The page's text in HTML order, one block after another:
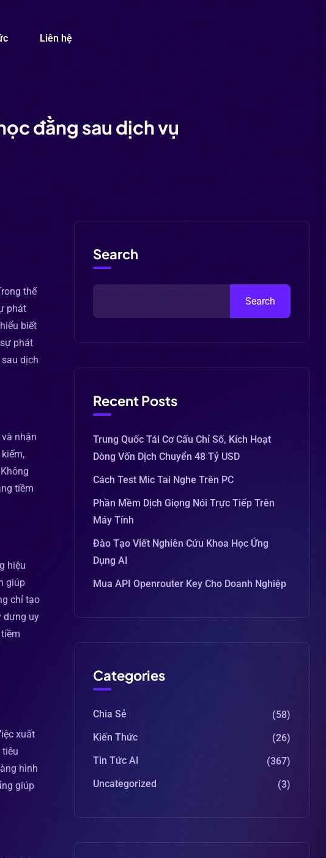
Liên hệ
đằng sau dịch vụ
thế
phát
biết
phát
dịch
nhận
tiềm
hiệu
giúp
chỉ tạo
dựng uy
xuất
hình
giúp
Search
Search
Recent Posts
Trung Quốc Tái Cơ Cấu Chỉ Số, Kích Hoạt
Dòng Vốn Dịch Chuyển 48 Tỷ USD
Cách Test Mic Tai Nghe Trên PC
Phần Mềm Dịch Giọng Nói Trực Tiếp Trên
Máy Tính
Đào Tạo Viết Nghiên Cứu Khoa Học Ứng
Dụng AI
Mua API Openrouter Key Cho Doanh Nghiệp
Categories
Chia Sẻ
(58)
Kiến Thức
(26)
Tin Tức AI
(367)
Uncategorized
(3)